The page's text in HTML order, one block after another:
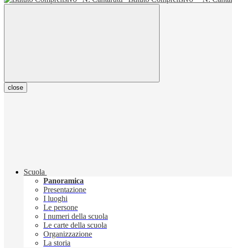
close
Scuola
Panoramica
Presentazione
I luoghi
Le persone
I numeri della scuola
Le carte della scuola
Organizzazione
La storia